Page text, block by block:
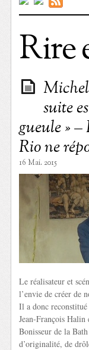
Rire
suite
gueule »
Rio ne
16 Mai. 2015
Le réalisateur et
l’envie de créer de
Il a donc reconstitué
Jean-François
Bonisseur de la
d’originalité, de